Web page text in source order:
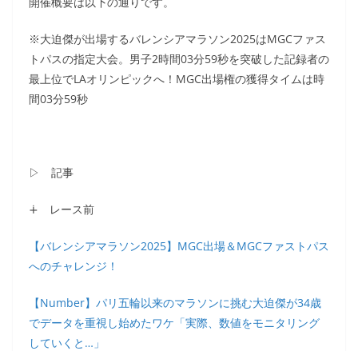
※大迫傑が出場するバレンシアマラソン2025はMGCファス
トパスの指定大会。男子2時間03分59秒を突破した記録者の
最上位でLAオリンピックへ！MGC出場権の獲得タイムは時
間03分59秒
▷ 記事
∔ レース前
【バレンシアマラソン2025】MGC出場＆MGCファストパス
へのチャレンジ！
【Number】パリ五輪以来のマラソンに挑む大迫傑が34歳
でデータを重視し始めたワケ「実際、数値をモニタリング
していくと…」